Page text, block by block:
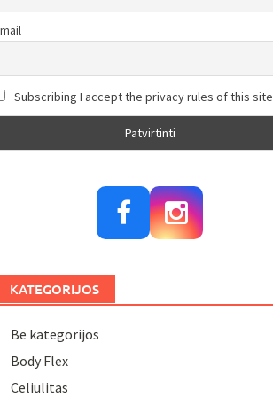
Subscribing I accept the privacy rules of this site
KATEGORIJOS
Be kategorijos
Body Flex
Celiulitas